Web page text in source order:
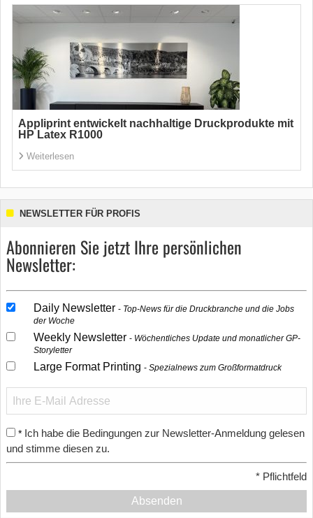
Appliprint entwickelt nachhaltige Druckprodukte mit
HP Latex R1000
Weiterlesen
NEWSLETTER FÜR PROFIS
Abonnieren Sie jetzt Ihre persönlichen
Newsletter:
Daily Newsletter
Top-News für die Druckbranche und die Jobs
der Woche
Weekly Newsletter
Wöchentliches Update und monatlicher GP-
Storyletter
Large Format Printing Spezialnews zum Großformatdruck
* Ich habe die Bedingungen zur Newsletter-Anmeldung gelesen
und stimme diesen zu.
* Pflichtfeld
Absenden